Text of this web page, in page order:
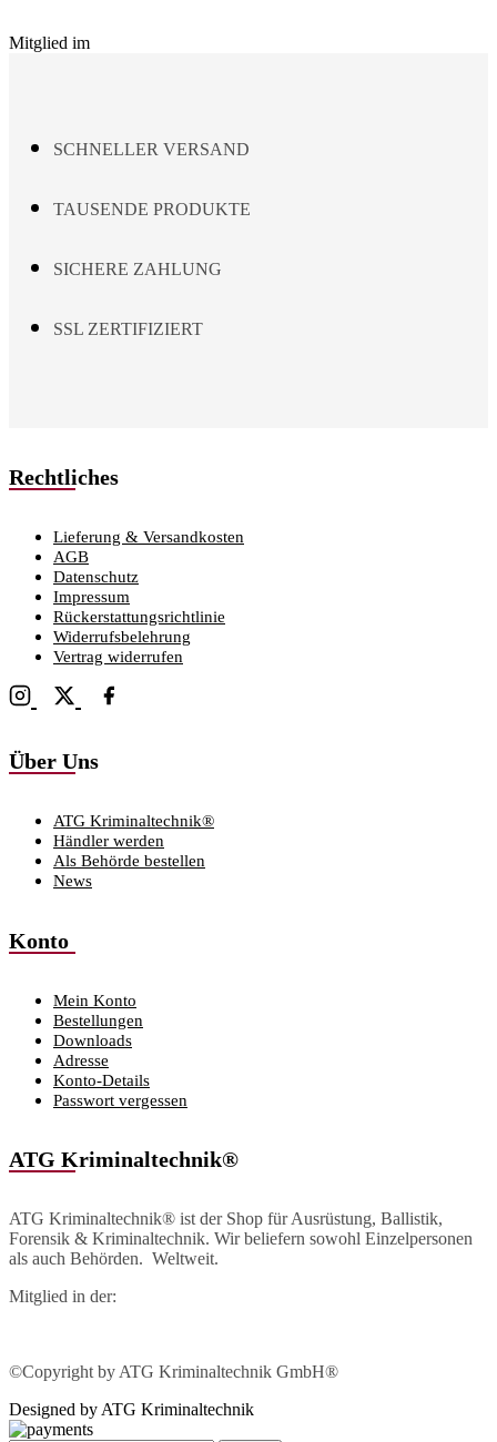
Mitglied im
SCHNELLER VERSAND
TAUSENDE PRODUKTE
SICHERE ZAHLUNG
SSL ZERTIFIZIERT
Rechtliches
Lieferung & Versandkosten
AGB
Datenschutz
Impressum
Rückerstattungsrichtlinie
Widerrufsbelehrung
Vertrag widerrufen
Über Uns
ATG Kriminaltechnik®
Händler werden
Als Behörde bestellen
News
Konto
Mein Konto
Bestellungen
Downloads
Adresse
Konto-Details
Passwort vergessen
ATG Kriminaltechnik®
ATG Kriminaltechnik® ist der Shop für Ausrüstung, Ballistik,
Forensik & Kriminaltechnik. Wir beliefern sowohl Einzelpersonen
als auch Behörden. Weltweit.
Mitglied in der:
©Copyright by ATG Kriminaltechnik GmbH®
Designed by ATG Kriminaltechnik